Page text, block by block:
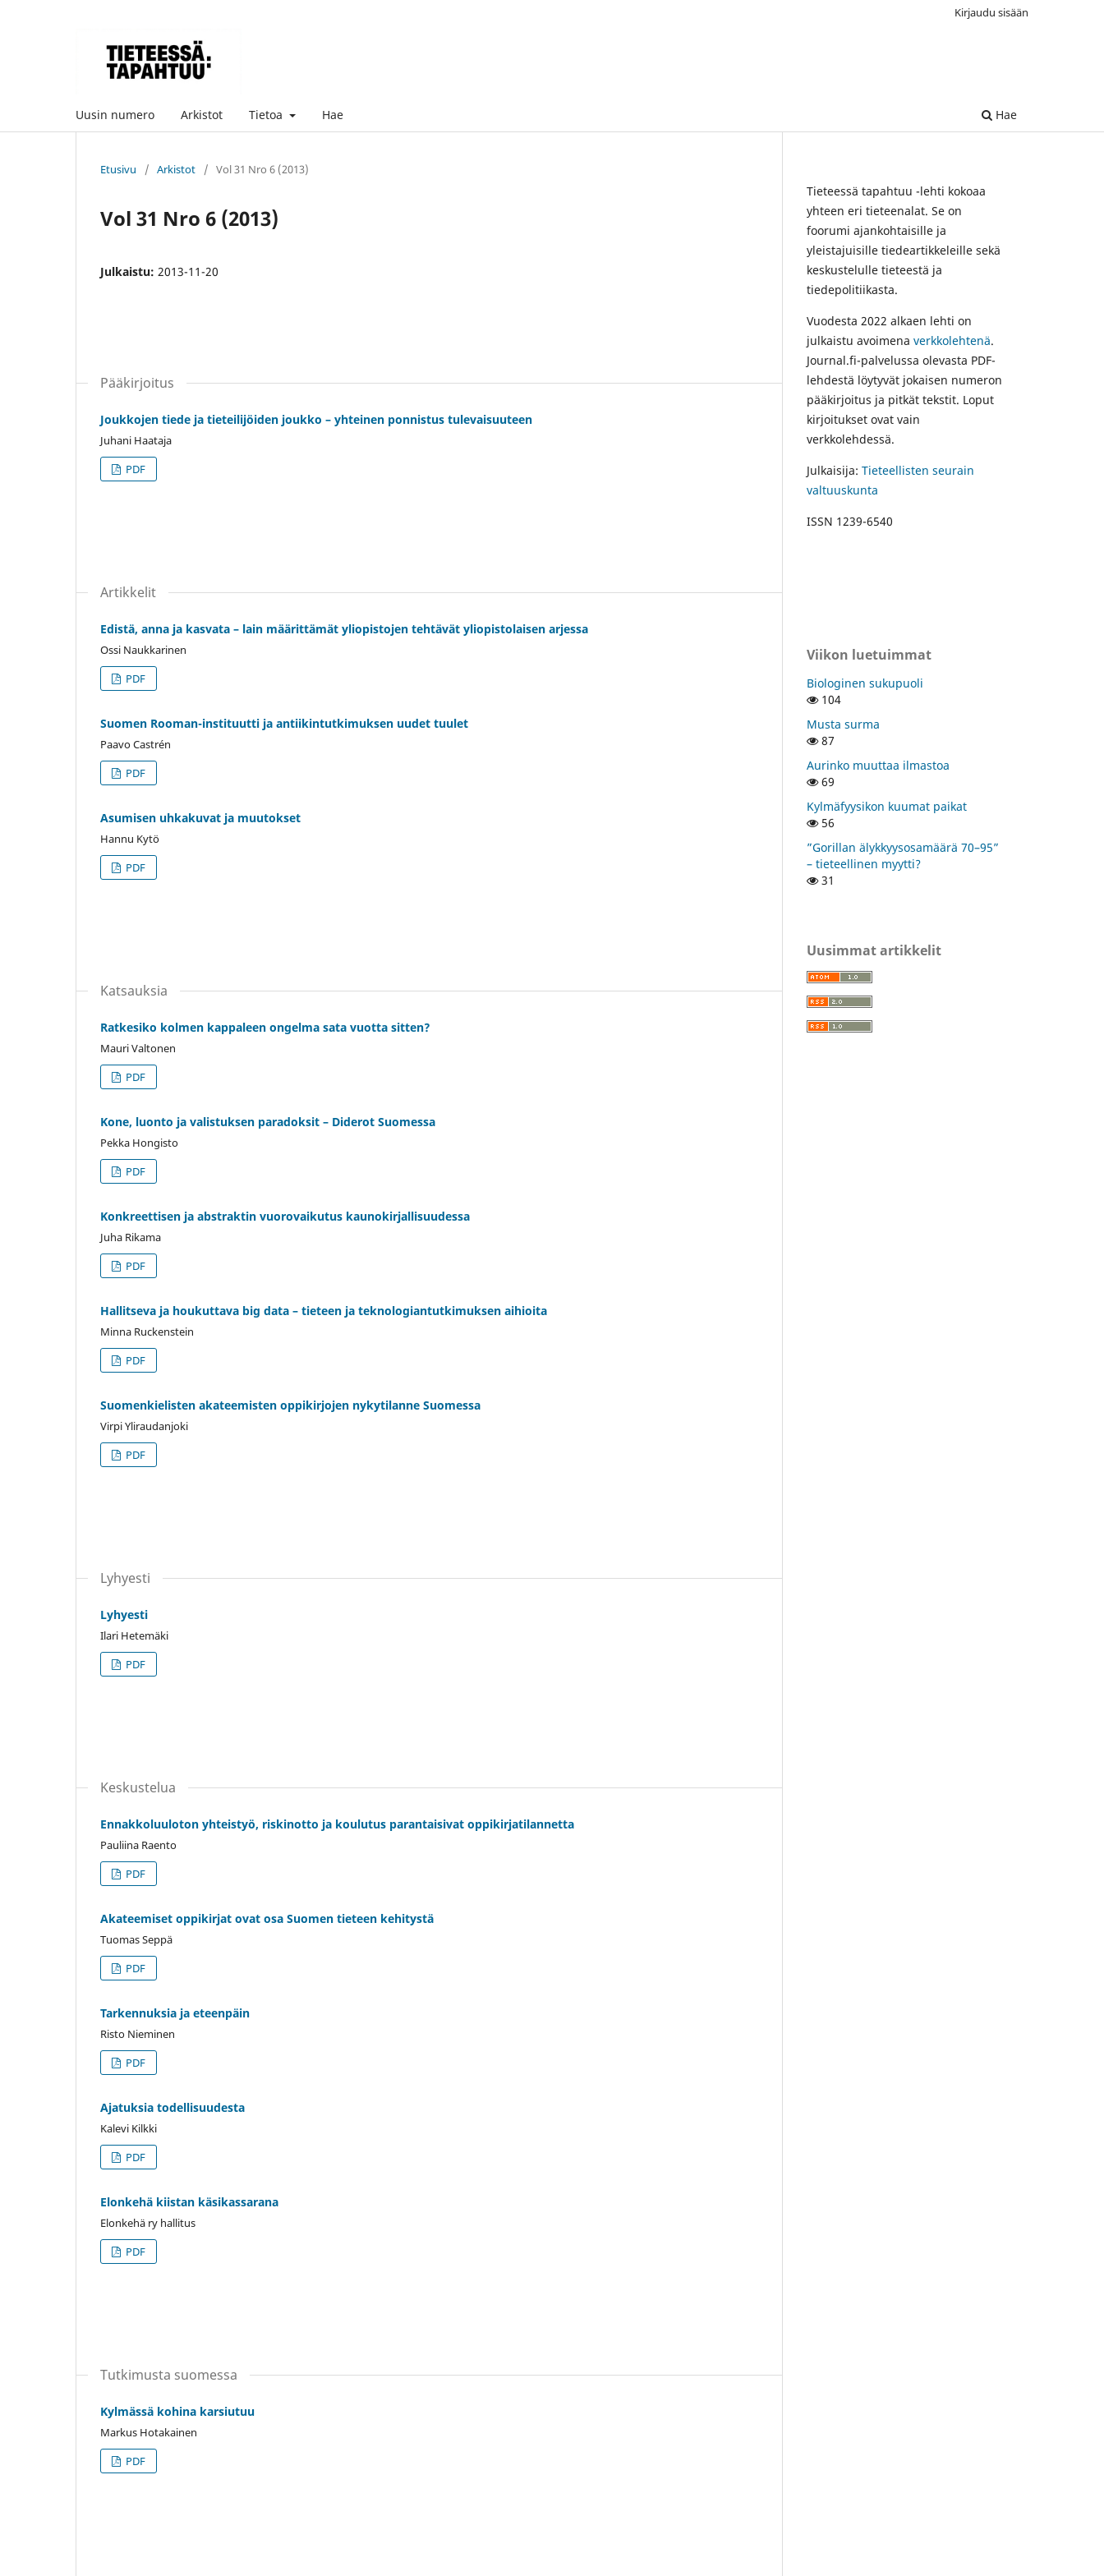
Uusin numero Arkistot Tietoa Hae Hae
Kirjaudu sisään
Etusivu / Arkistot / Vol 31 Nro 6 (2013)
Vol 31 Nro 6 (2013)
Julkaistu: 2013-11-20
Pääkirjoitus
Joukkojen tiede ja tieteilijöiden joukko – yhteinen ponnistus tulevaisuuteen
Juhani Haataja
PDF
Artikkelit
Edistä, anna ja kasvata – lain määrittämät yliopistojen tehtävät yliopistolaisen arjessa
Ossi Naukkarinen
PDF
Suomen Rooman-instituutti ja antiikintutkimuksen uudet tuulet
Paavo Castrén
PDF
Asumisen uhkakuvat ja muutokset
Hannu Kytö
PDF
Katsauksia
Ratkesiko kolmen kappaleen ongelma sata vuotta sitten?
Mauri Valtonen
PDF
Kone, luonto ja valistuksen paradoksit – Diderot Suomessa
Pekka Hongisto
PDF
Konkreettisen ja abstraktin vuorovaikutus kaunokirjallisuudessa
Juha Rikama
PDF
Hallitseva ja houkuttava big data – tieteen ja teknologiantutkimuksen aihioita
Minna Ruckenstein
PDF
Suomenkielisten akateemisten oppikirjojen nykytilanne Suomessa
Virpi Yliraudanjoki
PDF
Lyhyesti
Lyhyesti
Ilari Hetemäki
PDF
Keskustelua
Ennakkoluuloton yhteistyö, riskinotto ja koulutus parantaisivat oppikirjatilannetta
Pauliina Raento
PDF
Akateemiset oppikirjat ovat osa Suomen tieteen kehitystä
Tuomas Seppä
PDF
Tarkennuksia ja eteenpäin
Risto Nieminen
PDF
Ajatuksia todellisuudesta
Kalevi Kilkki
PDF
Elonkehä kiistan käsikassarana
Elonkehä ry hallitus
PDF
Tutkimusta suomessa
Kylmässä kohina karsiutuu
Markus Hotakainen
PDF
Tieteessä tapahtuu -lehti kokoaa
yhteen eri tieteenalat. Se on
foorumi ajankohtaisille ja
yleistajuisille tiedeartikkeleille sekä
keskustelulle tieteestä ja
tiedepolitiikasta.
Vuodesta 2022 alkaen lehti on
julkaistu avoimena verkkolehtenä.
Journal.fi-palvelussa olevasta PDF-
lehdestä löytyvät jokaisen numeron
pääkirjoitus ja pitkät tekstit. Loput
kirjoitukset ovat vain
verkkolehdessä.
Julkaisija: Tieteellisten seurain
valtuuskunta
ISSN 1239-6540
Viikon luetuimmat
Biologinen sukupuoli
104
Musta surma
87
Aurinko muuttaa ilmastoa
69
Kylmäfyysikon kuumat paikat
56
”Gorillan älykkyysosamäärä 70–95”
– tieteellinen myytti?
31
Uusimmat artikkelit